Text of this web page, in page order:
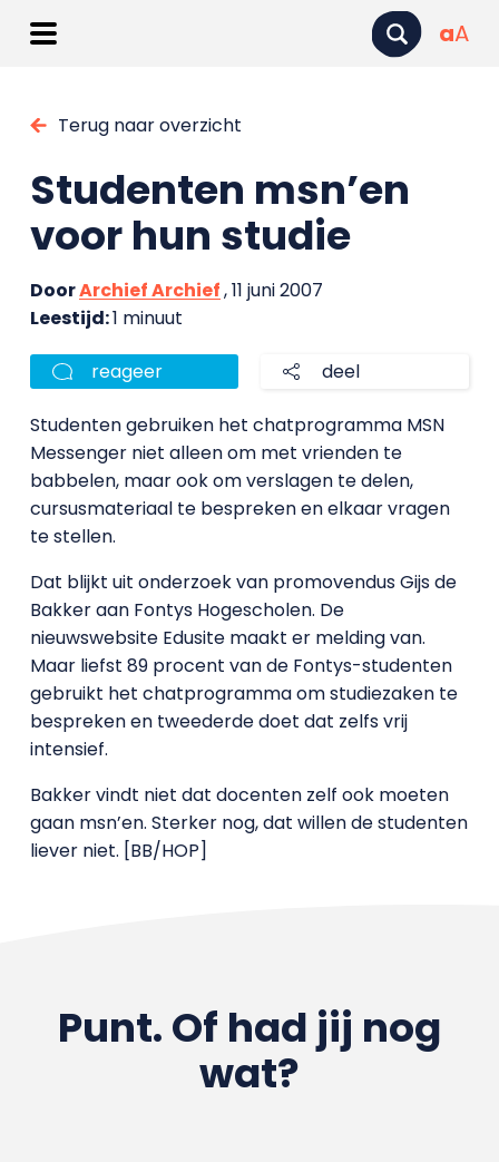
aA
Terug naar overzicht
Studenten msn’en
voor hun studie
DoorArchief Archief, 11 juni 2007
Leestijd:1 minuut
reageer deel
Studenten gebruiken het chatprogramma MSN
Messenger niet alleen om met vrienden te
babbelen, maar ook om verslagen te delen,
cursusmateriaal te bespreken en elkaar vragen
te stellen.
Dat blijkt uit onderzoek van promovendus Gijs de
Bakker aan Fontys Hogescholen. De
nieuwswebsite Edusite maakt er melding van.
Maar liefst 89 procent van de Fontys-studenten
gebruikt het chatprogramma om studiezaken te
bespreken en tweederde doet dat zelfs vrij
intensief.
Bakker vindt niet dat docenten zelf ook moeten
gaan msn’en. Sterker nog, dat willen de studenten
liever niet. [BB/HOP]
Punt. Of had jij nog
wat?